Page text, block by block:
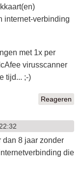
internet-verbinding
met 1x per
virusscanner
tijd... ;-)
Reageren
dan 8 jaar zonder
die